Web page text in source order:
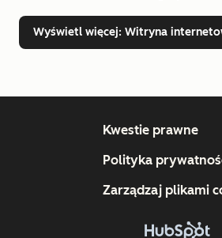
Wyświetl więcej: Witryna
Kwestie prawne
Polityka
Zarządzaj plikami